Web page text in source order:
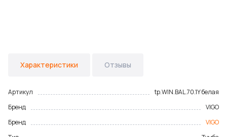
Характеристики Отзывы
Артикул
tp.WIN.BAL.70.1Y белая
Бренд
VIGO
Бренд
VIGO